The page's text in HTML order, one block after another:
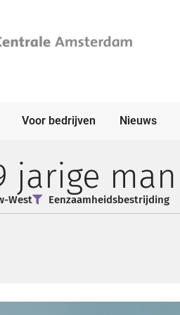
Voor bedrijven Nieuws
jarige man
West Eenzaamheidsbestrijding